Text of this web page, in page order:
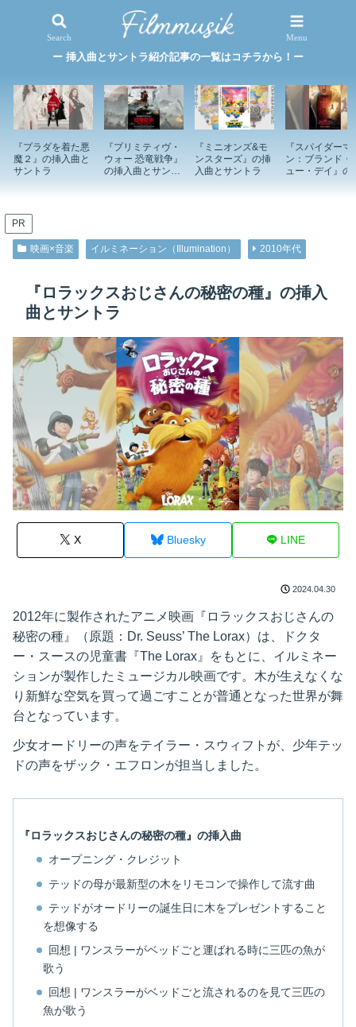
映画×音楽 特集記事
ー 挿入曲とサントラ紹介記事の一覧はコチラから！ー
『プラダを着た悪
魔２』の挿入曲と
サントラ
『プリミティヴ・
ウォー 恐竜戦争』
の挿入曲とサント
『ミニオンズ&モ
ンスターズ』の挿
入曲とサントラ
『スパイダーマ
ン：ブランド・
ュー・デイ』の
PR
映画×音楽 イルミネーション（Illumination） 2010年代
『ロラックスおじさんの秘密の種』の挿入
曲とサントラ
X Bluesky LINE
2024.04.30
2012年に製作されたアニメ映画『ロラックスおじさんの
秘密の種』（原題：Dr. Seuss’ The Lorax）は、ドクタ
ー・スースの児童書『The Lorax』をもとに、イルミネー
ションが製作したミュージカル映画です。木が生えなくな
り新鮮な空気を買って過ごすことが普通となった世界が舞
台となっています。
少女オードリーの声をテイラー・スウィフトが、少年テッ
ドの声をザック・エフロンが担当しました。
『ロラックスおじさんの秘密の種』の挿入曲
オープニング・クレジット
テッドの母が最新型の木をリモコンで操作して流す曲
テッドがオードリーの誕生日に木をプレゼントすること
を想像する
回想 | ワンスラーがベッドごと運ばれる時に三匹の魚が
歌う
回想 | ワンスラーがベッドごと流されるのを見て三匹の
魚が歌う
Search Menu